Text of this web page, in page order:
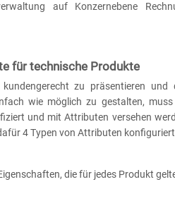
auf Konzernebene
für technische Produkte
zu präsentieren und
wie möglich zu gestalten, muss
und mit Attributen versehen
4 Typen von Attributen
die für jedes Produkt